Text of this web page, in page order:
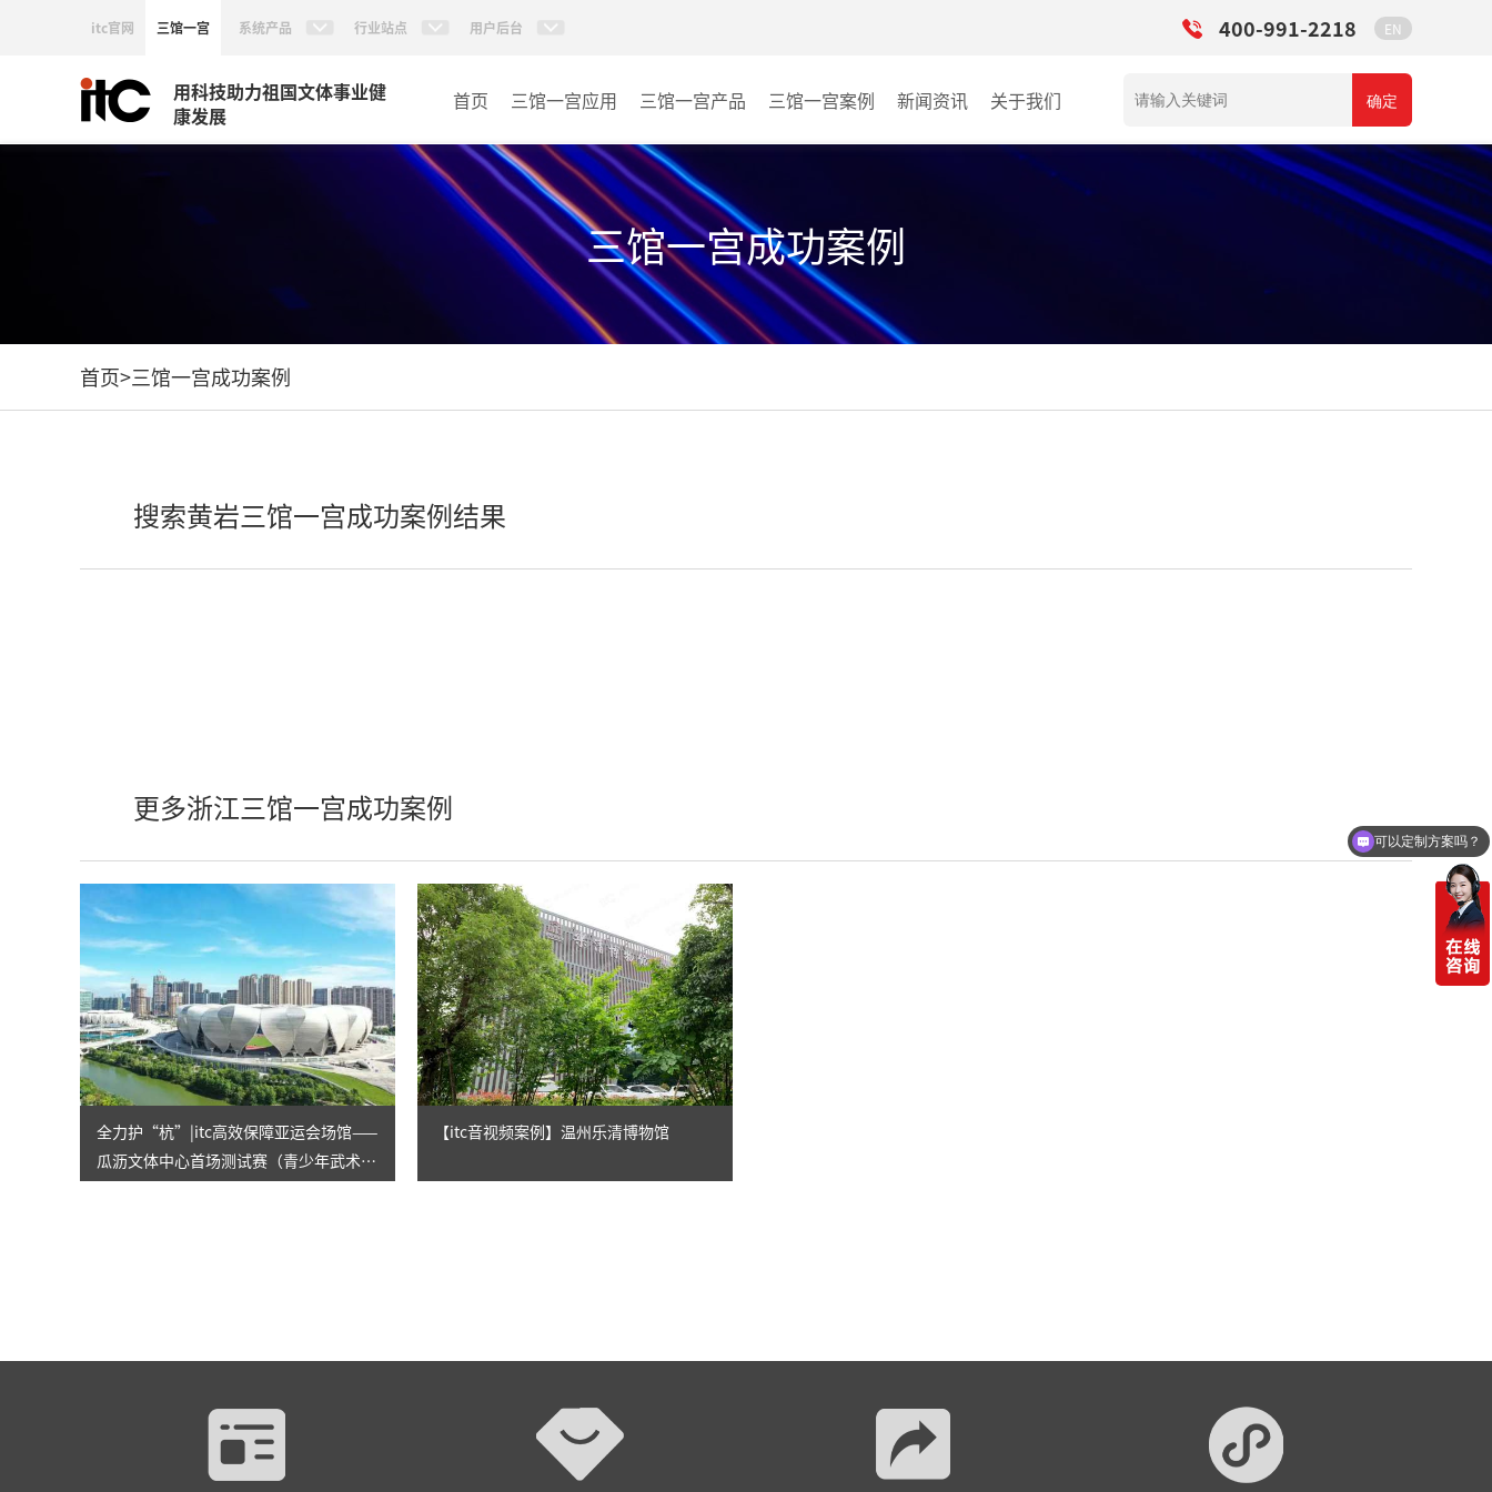
itc官网 三馆一宫 系统产品 行业站点 用户后台 400-991-2218 EN
用科技助力祖国文体事业健
康发展
首页 三馆一宫应用 三馆一宫产品
AI智慧视频会议系统
AI智慧会议平板
视频会议配件
AI智慧会议平板itchub
数字化会议设备
同声传译系列
AI智慧无纸化会议系统
AI智慧演易通软件
AI智慧语音转写系统
AI智慧录播系统
庭审录播
三馆一宫案例
博物馆
图书馆
青少年宫
新闻资讯 关于我们 确定
三馆一宫成功案例
首页>三馆一宫成功案例
搜索黄岩三馆一宫成功案例结果
更多浙江三馆一宫成功案例
全力护“杭”|itc高效保障亚运会场馆——
瓜沥文体中心首场测试赛（青少年武术锦
【itc音视频案例】温州乐清博物馆
可以定制方案吗？